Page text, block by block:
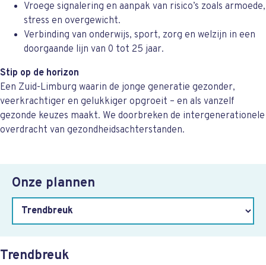
Vroege signalering en aanpak van risico’s zoals armoede,
stress en overgewicht.
Verbinding van onderwijs, sport, zorg en welzijn in een
doorgaande lijn van 0 tot 25 jaar.
Stip op de horizon
Een Zuid-Limburg waarin de jonge generatie gezonder,
veerkrachtiger en gelukkiger opgroeit – en als vanzelf
gezonde keuzes maakt. We doorbreken de intergenerationele
overdracht van gezondheidsachterstanden.
Onze plannen
Trendbreuk